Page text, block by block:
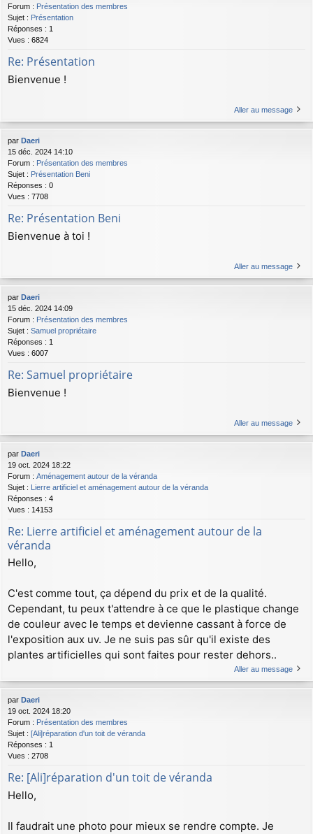
Forum : Présentation des membres
Sujet : Présentation
Réponses : 1
Vues : 6824
Re: Présentation
Bienvenue !
Aller au message
par Daeri
15 déc. 2024 14:10
Forum : Présentation des membres
Sujet : Présentation Beni
Réponses : 0
Vues : 7708
Re: Présentation Beni
Bienvenue à toi !
Aller au message
par Daeri
15 déc. 2024 14:09
Forum : Présentation des membres
Sujet : Samuel propriétaire
Réponses : 1
Vues : 6007
Re: Samuel propriétaire
Bienvenue !
Aller au message
par Daeri
19 oct. 2024 18:22
Forum : Aménagement autour de la véranda
Sujet : Lierre artificiel et aménagement autour de la véranda
Réponses : 4
Vues : 14153
Re: Lierre artificiel et aménagement autour de la
véranda
Hello,
C'est comme tout, ça dépend du prix et de la qualité.
Cependant, tu peux t'attendre à ce que le plastique change
de couleur avec le temps et devienne cassant à force de
l'exposition aux uv. Je ne suis pas sûr qu'il existe des
plantes artificielles qui sont faites pour rester dehors..
Aller au message
par Daeri
19 oct. 2024 18:20
Forum : Présentation des membres
Sujet : [Ali]réparation d'un toit de véranda
Réponses : 1
Vues : 2708
Re: [Ali]réparation d'un toit de véranda
Hello,
Il faudrait une photo pour mieux se rendre compte. Je